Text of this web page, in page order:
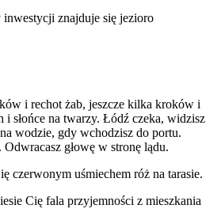
znajduje się jezioro
i rechot żab, jeszcze kilka kroków i
i słońce na twarzy. Łódź czeka, widzisz
wodzie, gdy wchodzisz do portu.
głowę w stronę lądu.
czerwonym uśmiechem róż na tarasie.
Cię fala przyjemności z mieszkania